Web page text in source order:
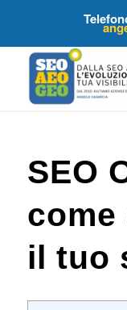
SEO
come
il tuo